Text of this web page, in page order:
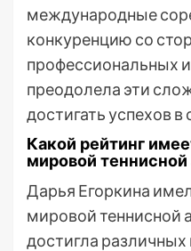
международные
конкуренцию со
профессиональных
преодолела эти
достигать успехов в
Какой рейтинг
мировой
Дарья Егоркина
мировой теннисной
достигла различных